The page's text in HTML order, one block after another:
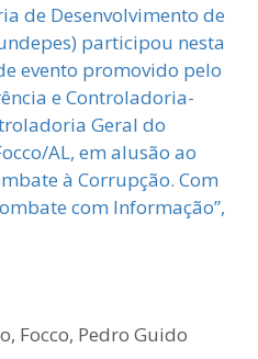
de Desenvolvimento de
participou nesta
evento promovido pelo
e Controladoria-
Geral do
AL, em alusão ao
à Corrupção. Com
com Informação”,
, Focco, Pedro Guido